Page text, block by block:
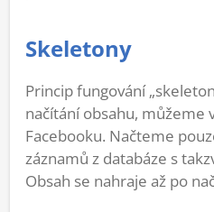
Skeletony
Princip fungování
načítání obsahu, můžeme
Facebooku. Načteme
záznamů z databáze s
Obsah se nahraje až po